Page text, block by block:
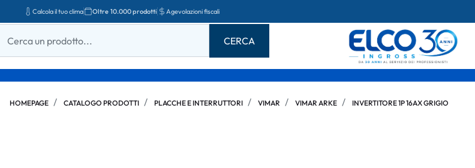
Calcola il tuo clima Oltre 10.000 prodotti Agevolazioni fiscali
HOMEPAGE CATALOGO PRODOTTI PLACCHE E INTERRUTTORI VIMAR VIMAR ARKE INVERTITORE 1P 16AX GRIGIO